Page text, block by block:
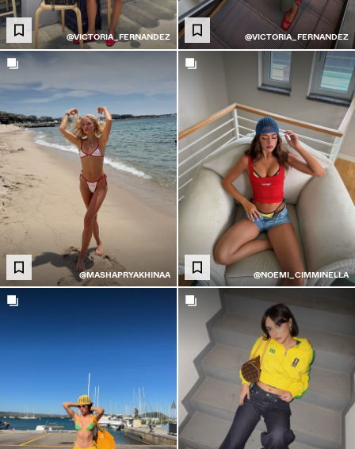
@VICTORIA_FERNANDEZ
@VICTORIA_FERNANDEZ
@NOEMI_CIMMINELLA
@MASHAPRYAKHINAA